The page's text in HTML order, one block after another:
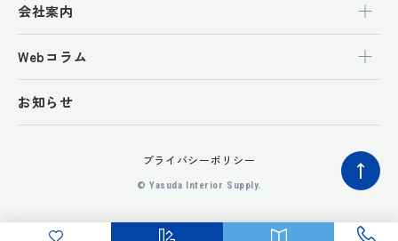
会社案内
Webコラム
お知らせ
プライバシーポリシー
© Yasuda Interior Supply.